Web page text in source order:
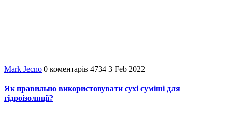
Mark Jecno 0 коментарів 4734 3 Feb 2022
Як правильно використовувати сухі суміші для
гідроізоляції?